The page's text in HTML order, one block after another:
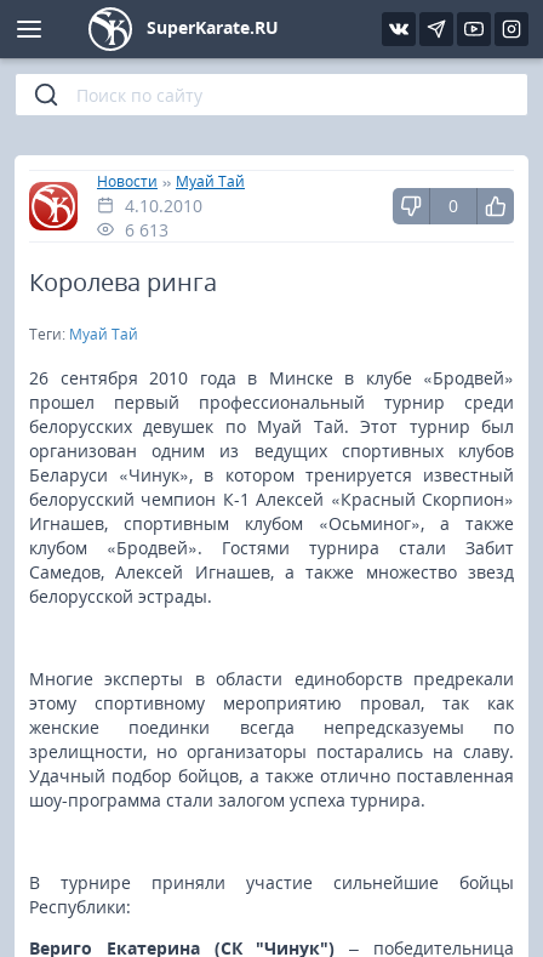
SuperKarate.RU
Главная
»
Новости » Муай Тай
4.10.2010
6 613
0
Королева ринга
Теги: Муай Тай
26 сентября 2010 года в Минске в клубе «Бродвей»
прошел первый профессиональный турнир среди
белорусских девушек по Муай Тай. Этот турнир был
организован одним из ведущих спортивных клубов
Беларуси «Чинук», в котором тренируется известный
белорусский чемпион К-1 Алексей «Красный Скорпион»
Игнашев, спортивным клубом «Осьминог», а также
клубом «Бродвей». Гостями турнира стали Забит
Самедов, Алексей Игнашев, а также множество звезд
белорусской эстрады.
Многие эксперты в области единоборств предрекали
этому спортивному мероприятию провал, так как
женские поединки всегда непредсказуемы по
зрелищности, но организаторы постарались на славу.
Удачный подбор бойцов, а также отлично поставленная
шоу-программа стали залогом успеха турнира.
В турнире приняли участие сильнейшие бойцы
Республики:
Вериго Екатерина (СК "Чинук")– победительница
Киокушинкай
Кёкусин (IFK)
Шинкиокушинкай
Кекусин-кан
Кикбоксинг и K-1
Бокс
UFC и MMA
Муай тай
Фото
Видео
Интервью
Статьи
Уроки каратэ
Файлы
Библиотека